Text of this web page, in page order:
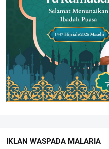
IKLAN WASPADA MALARIA